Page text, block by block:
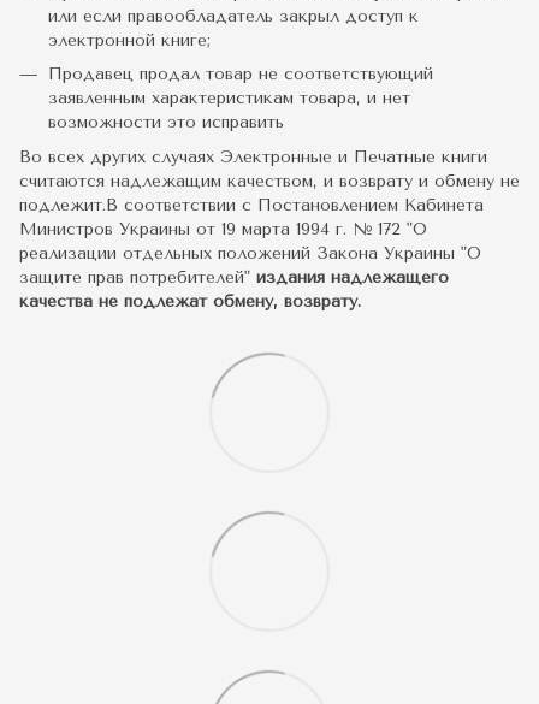
или если правообладатель закрыл доступ к
электронной книге;
Продавец продал товар не соответствующий
заявленным характеристикам товара, и нет
возможности это исправить
Во всех других случаях Электронные и Печатные книги
считаются надлежащим качеством, и возврату и обмену не
подлежит.В соответствии с Постановлением Кабинета
Министров Украины от 19 марта 1994 г. № 172 "О
реализации отдельных положений Закона Украины "О
защите прав потребителей" издания надлежащего
качества не подлежат обмену, возврату.